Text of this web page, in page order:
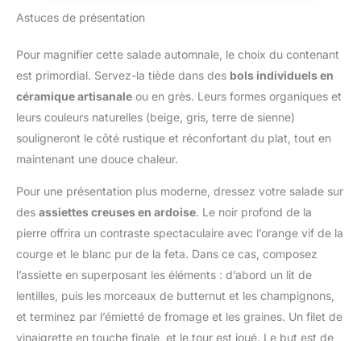
comme les shiitakés ou
les champignons noirs.
MAISON FRANÇAISE DE
cœur des Landes, dans
le Sud-Ouest de la
France, Champiland est
savoir-faire depuis plus
de 30 ans. Nous
proposons des
champignons sauvages,
mais aussi des
champignons cultivés,
frais, secs et surgelés.
Nous offrons au grand
public comme à la
pour assurer une qualité,
conservation de la
saveur de premier ordre.
mayonnaises faites
maison en toute
simplicité. Bol d'une
capacité total de 0,8 L et
500W
d'ingrédients en toute
simplicité RÉSULTATS
de pression facile pour
des résultats parfaits par
simple pression FACILE
À NETTOYER : Pièces
lave-vaisselle pour un
confort d'utilisation
exceptionnel au
quotidien REPARABILITE
15 ANS AU JUSTE PRIX :
engagement de
réparabilité 15 ans au
juste prix grâce à notre
réseau de 6200
Astuces de présentation
Pour magnifier cette salade automnale, le choix du contenant
est primordial. Servez-la tiède dans des bols individuels en
céramique artisanale ou en grès. Leurs formes organiques et
leurs couleurs naturelles (beige, gris, terre de sienne)
souligneront le côté rustique et réconfortant du plat, tout en
maintenant une douce chaleur.
Pour une présentation plus moderne, dressez votre salade sur
des assiettes creuses en ardoise. Le noir profond de la
pierre offrira un contraste spectaculaire avec l’orange vif de la
courge et le blanc pur de la feta. Dans ce cas, composez
l’assiette en superposant les éléments : d’abord un lit de
lentilles, puis les morceaux de butternut et les champignons,
et terminez par l’émietté de fromage et les graines. Un filet de
vinaigrette en touche finale, et le tour est joué. Le but est de